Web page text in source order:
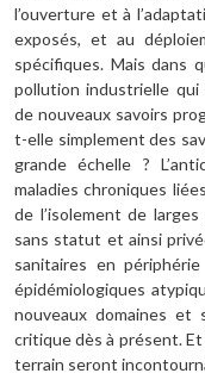
l’ouverture et à
exposés, et au
spécifiques. Mais dans
pollution industrielle qui
de nouveaux savoirs
t-elle simplement des
grande échelle ?
maladies chroniques
de l’isolement de
sans statut et ainsi
sanitaires en
épidémiologiques
nouveaux domaines et
critique dès à présent.
terrain seront